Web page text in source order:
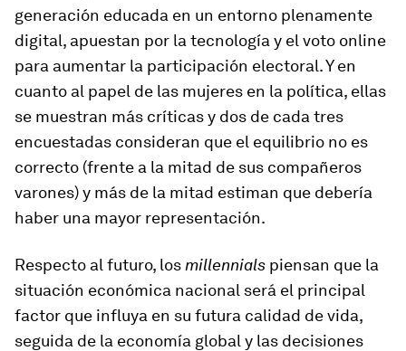
generación educada en un entorno plenamente
digital, apuestan por la tecnología y el voto online
para aumentar la participación electoral. Y en
cuanto al papel de las mujeres en la política, ellas
se muestran más críticas y dos de cada tres
encuestadas consideran que el equilibrio no es
correcto (frente a la mitad de sus compañeros
varones) y más de la mitad estiman que debería
haber una mayor representación.
Respecto al futuro, los millennials piensan que la
situación económica nacional será el principal
factor que influya en su futura calidad de vida,
seguida de la economía global y las decisiones